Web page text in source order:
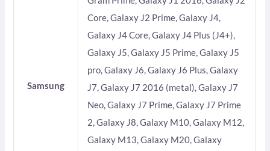
Samsung
Core, Galaxy J2 Prime, Galaxy J4,
Galaxy J4 Core, Galaxy J4 Plus (J4+),
Galaxy J5, Galaxy J5 Prime, Galaxy J5
pro, Galaxy J6, Galaxy J6 Plus, Galaxy
J7, Galaxy J7 2016 (metal), Galaxy J7
Neo, Galaxy J7 Prime, Galaxy J7 Prime
2, Galaxy J8, Galaxy M10, Galaxy M12,
Galaxy M13, Galaxy M20, Galaxy